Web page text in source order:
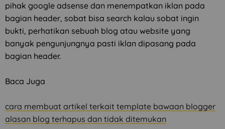
pihak google adsense dan menempatkan iklan pada
bagian header, sobat bisa search kalau sobat ingin
bukti, perhatikan sebuah blog atau website yang
banyak pengunjungnya pasti iklan dipasang pada
bagian header.
Baca Juga
cara membuat artikel terkait template bawaan blogger
alasan blog terhapus dan tidak ditemukan